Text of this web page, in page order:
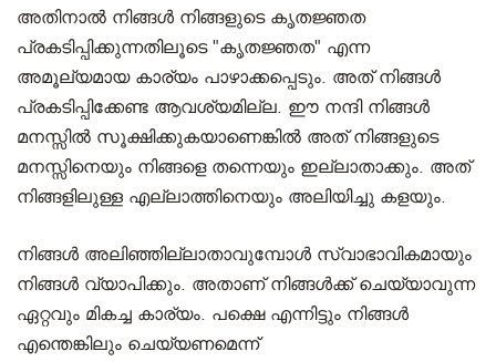
അതിനാൽ നിങ്ങൾ നിങ്ങളുടെ കൃതജ്ഞത
പ്രകടിപ്പിക്കുന്നതിലൂടെ "കൃതജ്ഞത" എന്ന
അമൂല്യമായ കാര്യം പാഴാക്കപ്പെടും. അത് നിങ്ങൾ
പ്രകടിപ്പിക്കേണ്ട ആവശ്യമില്ല. ഈ നന്ദി നിങ്ങൾ
മനസ്സിൽ സൂക്ഷിക്കുകയാണെങ്കിൽ അത് നിങ്ങളുടെ
മനസ്സിനെയും നിങ്ങളെ തന്നെയും ഇല്ലാതാക്കും. അത്
നിങ്ങളിലുള്ള എല്ലാത്തിനെയും അലിയിച്ചു കളയും.
നിങ്ങൾ അലിഞ്ഞില്ലാതാവുമ്പോൾ സ്വാഭാവികമായും
നിങ്ങൾ വ്യാപിക്കും. അതാണ് നിങ്ങള്‍ക്ക് ചെയ്യാവുന്ന
ഏറ്റവും മികച്ച കാര്യം. പക്ഷെ എന്നിട്ടും നിങ്ങൾ
എന്തെങ്കിലും ചെയ്യണമെന്ന്